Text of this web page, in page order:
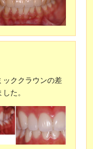
ッククラウンの差
た。